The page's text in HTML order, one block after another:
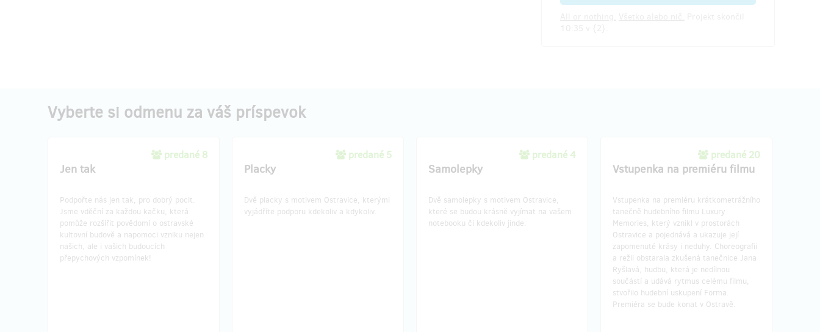
Vyberte si odmenu za váš príspevok
predané 8
Jen tak
Podpořte nás jen tak, pro dobrý pocit.
Jsme vděční za každou kačku, která
pomůže rozšířit povědomí o ostravské
kultovní budově a napomoci vzniku nejen
našich, ale i vašich budoucích
přepychových vzpomínek!
predané 5
Placky
Dvě placky s motivem Ostravice, kterými
vyjádříte podporu kdekoliv a kdykoliv.
predané 4
Samolepky
Dvě samolepky s motivem Ostravice,
které se budou krásně vyjímat na vašem
notebooku či kdekoliv jinde.
predané 20
Vstupenka na premiéru filmu
Vstupenka na premiéru krátkometrážního
tanečně hudebního filmu Luxury
Memories, který vznikl v prostorách
Ostravice a pojednává a ukazuje její
zapomenuté krásy i neduhy. Choreografii
a režii obstarala zkušená tanečnice Jana
Ryšlavá, hudbu, která je nedílnou
součástí a udává rytmus celému filmu,
stvořilo hudební uskupení Forma.
Premiéra se bude konat v Ostravě.